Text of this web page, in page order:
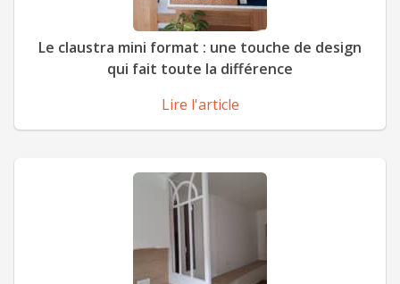
Le claustra mini format : une touche de design
qui fait toute la différence
Lire l'article